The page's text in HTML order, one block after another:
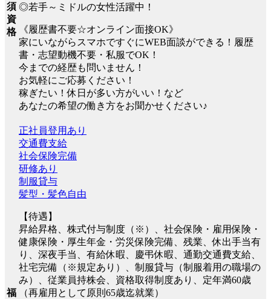
須
資
格
◎若手～ミドルの女性活躍中！
《履歴書不要☆オンライン面接OK》
家にいながらスマホですぐにWEB面談ができる！履歴
書・志望動機不要・私服でOK！
今までの経歴も問いません！
お気軽にご応募ください！
稼ぎたい！休日が多い方がいい！など
あなたの希望の働き方をお聞かせください♪
福
正社員登用あり
交通費支給
社会保険完備
研修あり
制服貸与
髪型・髪色自由
【待遇】
昇給昇格、株式付与制度（※）、社会保険・雇用保険・
健康保険・厚生年金・労災保険完備、残業、休出手当有
り、深夜手当、有給休暇、慶弔休暇、通勤交通費支給、
社宅完備（※規定あり）、制服貸与（制服着用の職場の
み）、従業員持株会、資格取得制度あり、定年満60歳
（再雇用として原則65歳迄就業）